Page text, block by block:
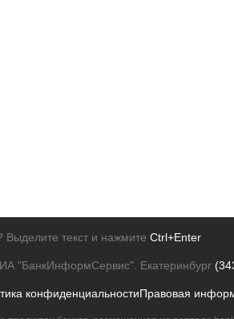
текст и нажмите Ctrl+Enter
"БанкИнформСервис". Екатеринбург
конфиденциальностиПравовая